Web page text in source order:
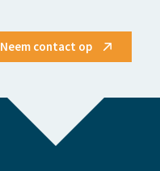
Neem contact op